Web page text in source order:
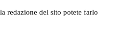
redazione del sito potete farlo